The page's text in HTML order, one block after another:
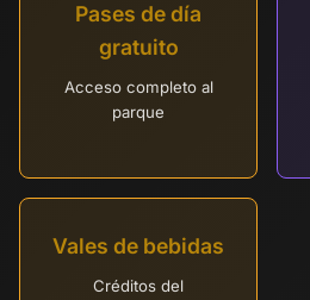
Pases de día
gratuito
Acceso completo al
parque
Vales de bebidas
Créditos del